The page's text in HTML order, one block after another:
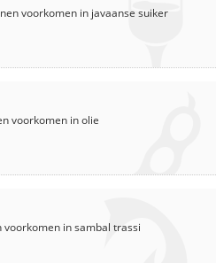
voorkomen in javaanse suiker
voorkomen inolie
voorkomen insambal trassi